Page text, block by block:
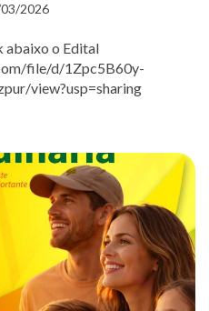
2026
abaixo o Edital
file/d/1Zpc5B60y-
view?usp=sharing